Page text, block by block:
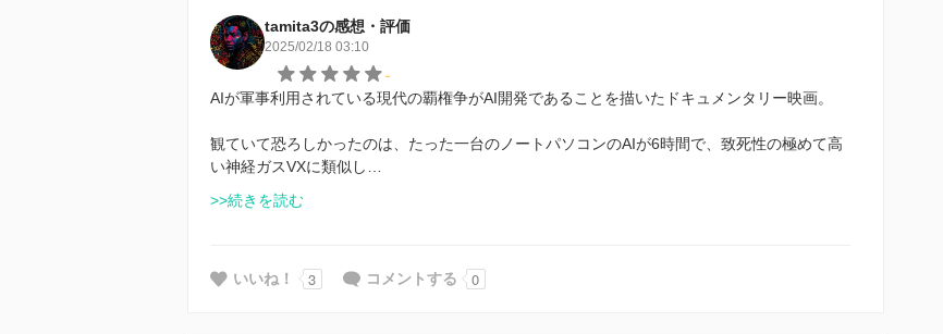
tamita3の感想・評価
2025/02/18 03:10
-
AIが軍事利用されている現代の覇権争がAI開発であることを描いたドキュメンタリー映画。
観ていて恐ろしかったのは、たった一台のノートパソコンのAIが6時間で、致死性の極めて高
い神経ガスVXに類似し…
>>続きを読む
いいね！ 3 コメントする 0